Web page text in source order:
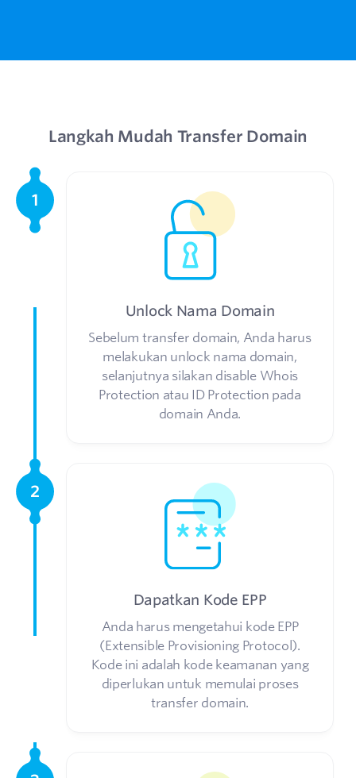
Langkah Mudah Transfer Domain
1
Unlock Nama Domain
Sebelum transfer domain, Anda harus
melakukan unlock nama domain,
selanjutnya silakan disable Whois
Protection atau ID Protection pada
domain Anda.
2
Dapatkan Kode EPP
Anda harus mengetahui kode EPP
(Extensible Provisioning Protocol).
Kode ini adalah kode keamanan yang
diperlukan untuk memulai proses
transfer domain.